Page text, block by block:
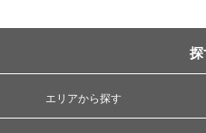
エリアから探す